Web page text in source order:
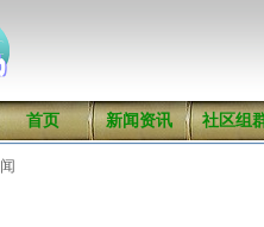
首页 新闻资讯 社区组